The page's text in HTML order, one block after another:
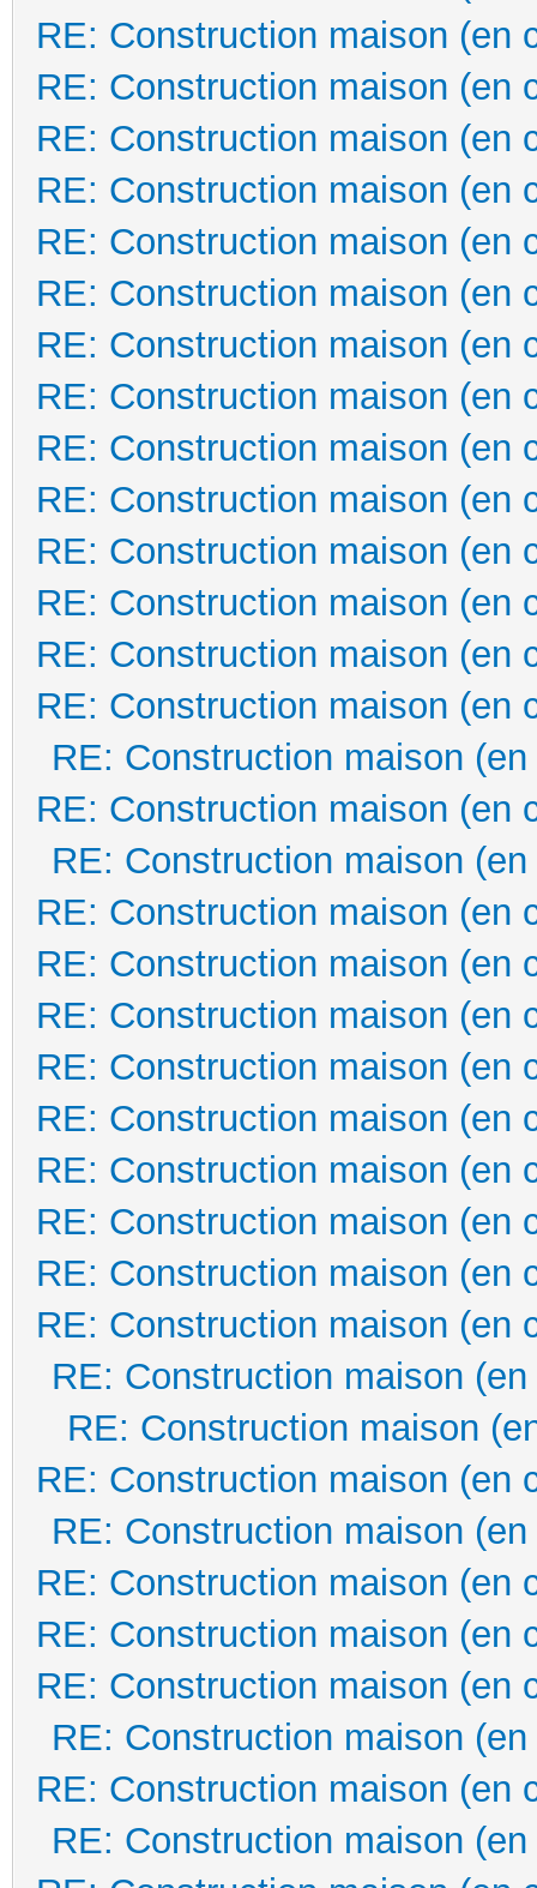
RE: Construction maison (en
RE: Construction maison (en
RE: Construction maison (en
RE: Construction maison (en
RE: Construction maison (en
RE: Construction maison (en
RE: Construction maison (en
RE: Construction maison (en
RE: Construction maison (en
RE: Construction maison (en
RE: Construction maison (en
RE: Construction maison (en
RE: Construction maison (en
RE: Construction maison (en
RE: Construction maison
RE: Construction maison (en
RE: Construction maison
RE: Construction maison (en
RE: Construction maison (en
RE: Construction maison (en
RE: Construction maison (en
RE: Construction maison (en
RE: Construction maison (en
RE: Construction maison (en
RE: Construction maison (en
RE: Construction maison (en
RE: Construction maison
RE: Construction maison
RE: Construction maison (en
RE: Construction maison
RE: Construction maison (en
RE: Construction maison (en
RE: Construction maison (en
RE: Construction maison
RE: Construction maison (en
RE: Construction maison